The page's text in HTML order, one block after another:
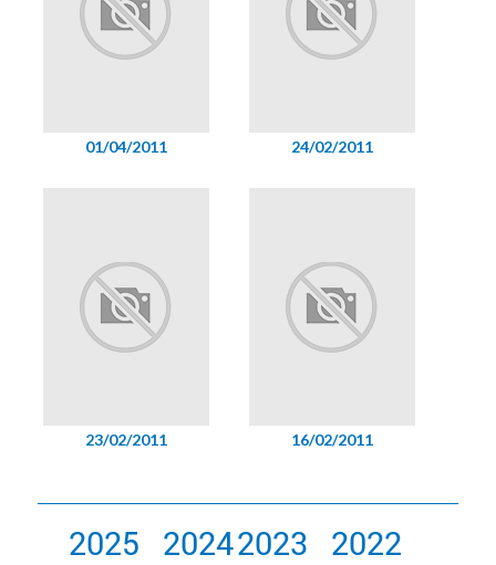
01/04/2011 24/02/2011
23/02/2011 16/02/2011
2025 20242023
2022